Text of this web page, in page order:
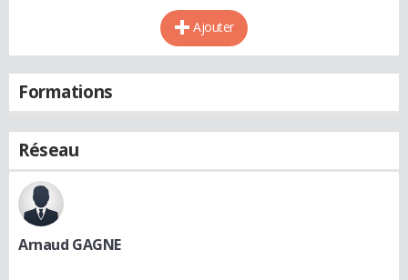
Ajouter
Formations
Réseau
Arnaud GAGNE